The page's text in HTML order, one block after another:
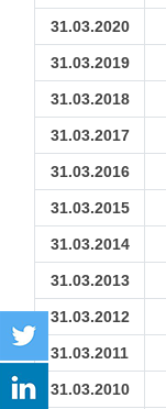
31.03.2020
31.03.2019
31.03.2018
31.03.2017
31.03.2016
31.03.2015
31.03.2014
31.03.2013
31.03.2012
31.03.2011
31.03.2010